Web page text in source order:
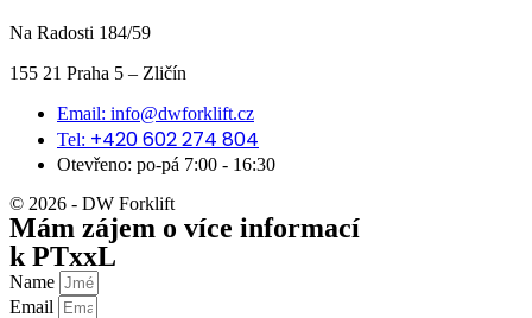
Na Radosti 184/59
155 21 Praha 5 – Zličín
Email: info@dwforklift.cz
Tel: +420 602 274 804
Otevřeno: po-pá 7:00 - 16:30
© 2026 - DW Forklift
Mám zájem o více informací
k PTxxL
Name
Email